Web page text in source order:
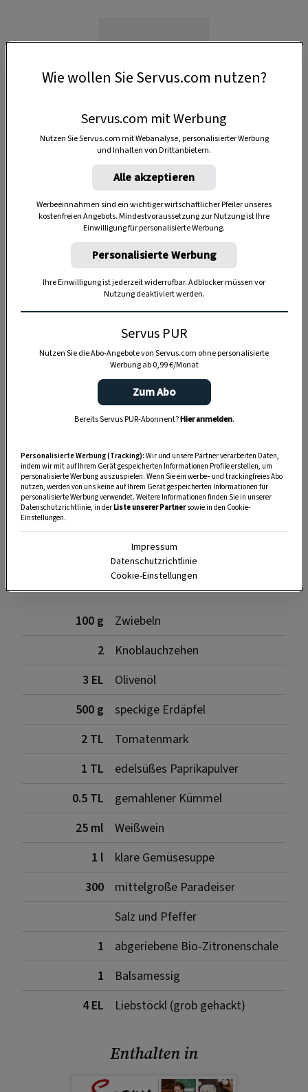
Anzeige
SPEICHERN DRUCKEN
Zutaten
100 g
Zwiebeln
2
Knoblauchzehen
3 EL
Olivenöl
500 g
speckige Erdäpfel
2 TL
Tomatenmark
1 TL
edelsüßes Paprikapulver
0.5 TL
gemahlener Kümmel
25 ml
Weißwein
1 l
klare Gemüsesuppe
300
mittelgroße Paradeiser
Salz und Pfeffer
1
abgeriebene Bio-Zitronenschale
1
Balsamessig
4 EL
Liebstöckl (grob gehackt)
Enthalten in
Wie wollen Sie Servus.com nutzen?
Servus.com mit Werbung
Nutzen Sie Servus.com mit Webanalyse, personalisierter Werbung
und Inhalten von Drittanbietern.
Alle akzeptieren
Werbeeinnahmen sind ein wichtiger wirtschaftlicher Pfeiler unseres
kostenfreien Angebots. Mindestvoraussetzung zur Nutzung ist Ihre
Einwilligung für personalisierte Werbung.
Personalisierte Werbung
Ihre Einwilligung ist jederzeit widerrufbar. Adblocker müssen vor
Nutzung deaktiviert werden.
Servus PUR
Nutzen Sie die Abo-Angebote von Servus.com ohne personalisierte
Werbung ab 0,99 €/Monat
Zum Abo
Bereits Servus PUR-Abonnent?Hier anmelden.
Personalisierte Werbung (Tracking): Wir und unsere Partner verarbeiten Daten,
indem wir mit auf Ihrem Gerät gespeicherten Informationen Profile erstellen, um
personalisierte Werbung auszuspielen. Wenn Sie ein werbe– und trackingfreies Abo
nutzen, werden von uns keine auf Ihrem Gerät gespeicherten Informationen für
personalisierte Werbung verwendet. Weitere Informationen finden Sie in unserer
Datenschutzrichtlinie, in derListe unserer Partnersowie in den Cookie-
Einstellungen.
Impressum
Datenschutzrichtlinie
Cookie-Einstellungen